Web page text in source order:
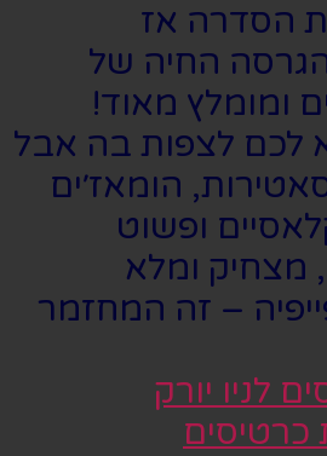
הסדרה אז
החיה של
ומומלץ מאוד!
לכם לצפות בה אבל
הומאז׳ים
ופשוט
מצחיק ומלא
– זה המחזמר
לניו יורק